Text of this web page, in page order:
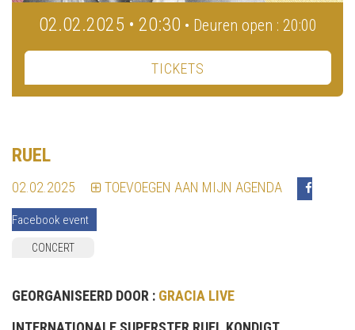
02.02.2025 • 20:30 • Deuren open : 20:00
TICKETS
RUEL
02.02.2025 TOEVOEGEN AAN MIJN AGENDA
Facebook event
CONCERT
GEORGANISEERD DOOR : GRACIA LIVE